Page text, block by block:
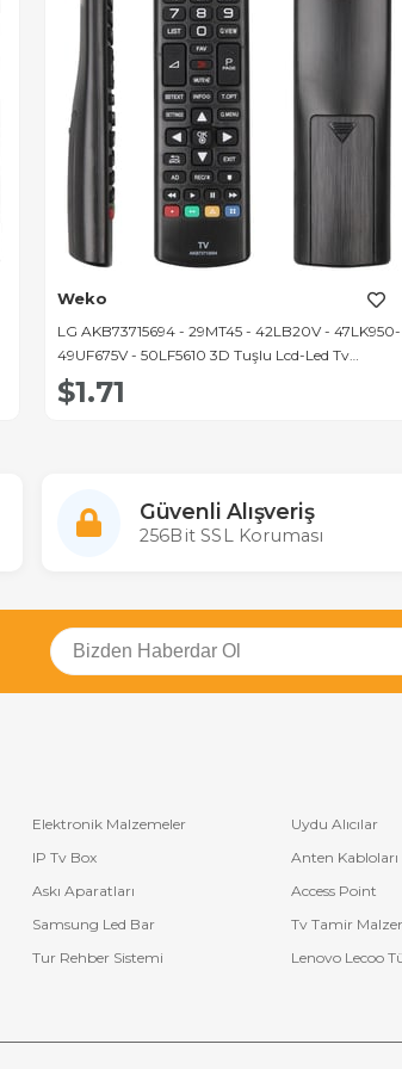
Weko
LG AKB73715694 - 29MT45 - 42LB20V - 47LK950-
49UF675V - 50LF5610 3D Tuşlu Lcd-Led Tv
Kumandası
$1.71
Güvenli Alışveriş
256Bit SSL Koruması
Elektronik Malzemeler Uydu Alıcılar
IP Tv Box Anten Kabloları
Askı Aparatları Access Point
Samsung Led Bar Tv Tamir
Tur Rehber Sistemi Lenovo Lecoo